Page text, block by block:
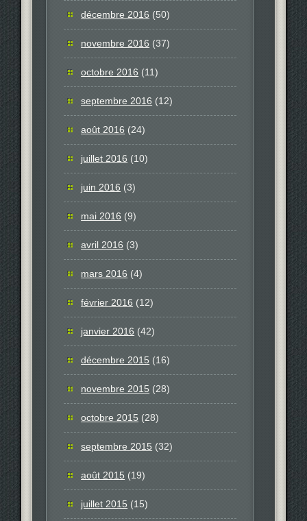
décembre 2016 (50)
novembre 2016 (37)
octobre 2016 (11)
septembre 2016 (12)
août 2016 (24)
juillet 2016 (10)
juin 2016 (3)
mai 2016 (9)
avril 2016 (3)
mars 2016 (4)
février 2016 (12)
janvier 2016 (42)
décembre 2015 (16)
novembre 2015 (28)
octobre 2015 (28)
septembre 2015 (32)
août 2015 (19)
juillet 2015 (15)